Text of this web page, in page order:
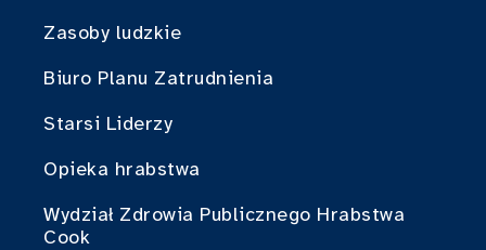
Zasoby ludzkie
Biuro Planu Zatrudnienia
Starsi Liderzy
Opieka hrabstwa
Wydział Zdrowia Publicznego Hrabstwa
Cook